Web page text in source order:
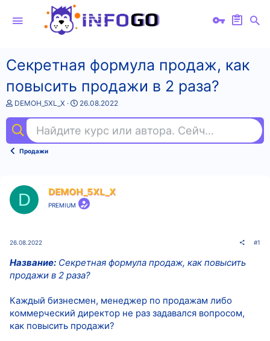
Секретная формула продаж, как
повысить продажи в 2 раза?
А
т
о
т
DEMOH_5XL_X
Д
а
н
а
26.08.2022
Найдите курс или автора. Сейчас ищут
Продажи
D DEMOH_5XL_X
PREMIUM
26.08.2022 #1
Название: Секретная формула продаж, как повысить
продажи в 2 раза?
Каждый бизнесмен, менеджер по продажам либо
коммерческий директор не раз задавался вопросом,
как повысить продажи?